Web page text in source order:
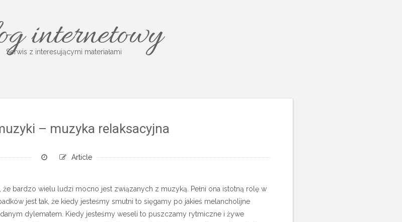
internetowy
Serwis z interesującymi materiałami
– muzyka relaksacyjna
Article
bardzo wielu ludzi mocno jest związanych z muzyką. Pełni ona istotną rolę w
jest tak, że kiedy jesteśmy smutni to sięgamy po jakieś melancholijne
dylematem. Kiedy jesteśmy weseli to puszczamy rytmiczne i żywe